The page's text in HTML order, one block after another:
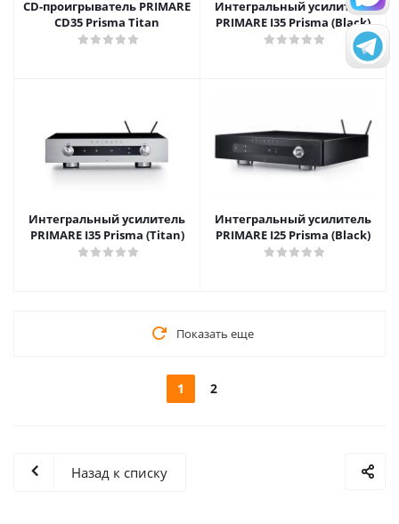
CD-проигрыватель PRIMARE
CD35 Prisma Titan
Интегральный усилитель
PRIMARE I35 Prisma (Black)
Интегральный усилитель
PRIMARE I35 Prisma (Titan)
Интегральный усилитель
PRIMARE I25 Prisma (Black)
Показать еще
1 2
Назад к списку